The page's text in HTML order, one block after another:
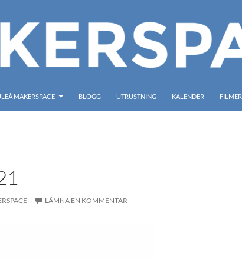
MAKERSPACE BLOGG UTRUSTNING KALENDER FILMER
LÄMNA EN KOMMENTAR